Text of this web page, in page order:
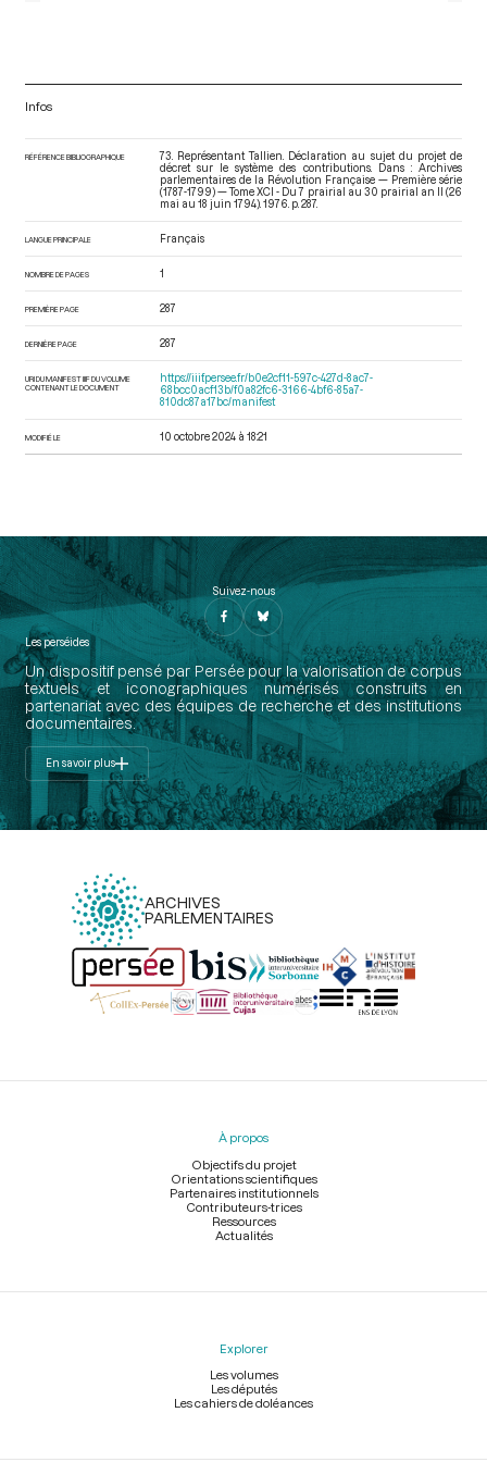
Infos
RÉFÉRENCE BIBLIOGRAPHIQUE
73. Représentant Tallien. Déclaration au sujet du projet de
décret sur le système des contributions. Dans : Archives
parlementaires de la Révolution Française — Première série
(1787-1799) — Tome XCI - Du 7 prairial au 30 prairial an II (26
mai au 18 juin 1794) . 1976. p. 287.
LANGUE PRINCIPALE Français
NOMBRE DE PAGES 1
PREMIÈRE PAGE 287
DERNIÈRE PAGE 287
URI DU MANIFEST IIIF DU VOLUME
CONTENANT LE DOCUMENT
https://iiif.persee.fr/b0e2cf11-597c-427d-8ac7-
68bcc0acf13b/f0a82fc6-3166-4bf6-85a7-
810dc87a17bc/manifest
MODIFIÉ LE 10 octobre 2024 à 18:21
Suivez-nous
Les perséides
Un dispositif pensé par Persée pour la valorisation de corpus
textuels et iconographiques numérisés construits en
partenariat avec des équipes de recherche et des institutions
documentaires.
En savoir plus
ARCHIVES
PARLEMENTAIRES
Menu
À propos
Objectifs du projet
Orientations scientifiques
Partenaires institutionnels
Contributeurs-trices
Ressources
Actualités
Explorer
Les volumes
Les députés
Les cahiers de doléances